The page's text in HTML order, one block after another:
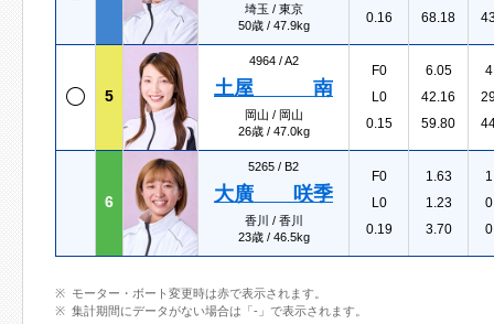
埼玉 / 東京
50歳 / 47.9kg
0.16
68.18
5
4964 /A2
土屋 南
岡山 / 岡山
26歳 / 47.0kg
F0
L0
0.15
6.05
42.16
59.80
6
5265 / B2
大廣 咲季
香川 / 香川
23歳 / 46.5kg
F0
L0
0.19
1.63
1.23
3.70
モーター・ボート変更時は赤で表示されます。
集計期間にデータがない場合は「-」で表示されます。